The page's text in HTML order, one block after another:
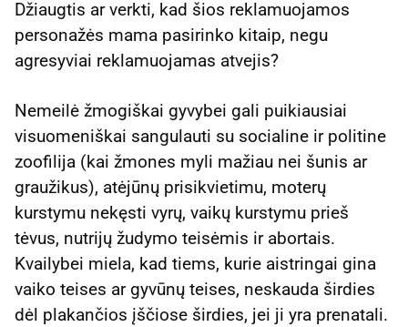
Džiaugtis ar verkti, kad šios reklamuojamos
personažės mama pasirinko kitaip, negu
agresyviai reklamuojamas atvejis?
Nemeilė žmogiškai gyvybei gali puikiausiai
visuomeniškai sangulauti su socialine ir politine
zoofilija (kai žmones myli mažiau nei šunis ar
graužikus), atėjūnų prisikvietimu, moterų
kurstymu nekęsti vyrų, vaikų kurstymu prieš
tėvus, nutrijų žudymo teisėmis ir abortais.
Kvailybei miela, kad tiems, kurie aistringai gina
vaiko teises ar gyvūnų teises, neskauda širdies
dėl plakančios įščiose širdies, jei ji yra prenatali.